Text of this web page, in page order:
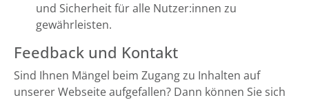
und Sicherheit für alle Nutzer:innen zu
gewährleisten.
Feedback und Kontakt
Sind Ihnen Mängel beim Zugang zu Inhalten auf
unserer Webseite aufgefallen? Dann können Sie sich